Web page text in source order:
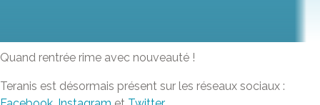
Quand rentrée rime avec nouveauté !
Teranis est désormais présent sur les réseaux sociaux :